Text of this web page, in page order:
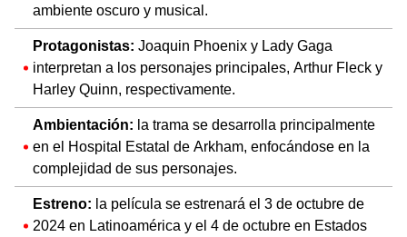
ambiente oscuro y musical.
Protagonistas: Joaquin Phoenix y Lady Gaga
interpretan a los personajes principales, Arthur Fleck y
Harley Quinn, respectivamente.
Ambientación: la trama se desarrolla principalmente
en el Hospital Estatal de Arkham, enfocándose en la
complejidad de sus personajes.
Estreno: la película se estrenará el 3 de octubre de
2024 en Latinoamérica y el 4 de octubre en Estados